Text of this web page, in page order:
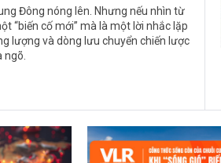
Đông nóng lên. Nhưng nếu nhìn từ
“biến cố mới” mà là một lời nhắc lặp
lượng và dòng lưu chuyển chiến lược